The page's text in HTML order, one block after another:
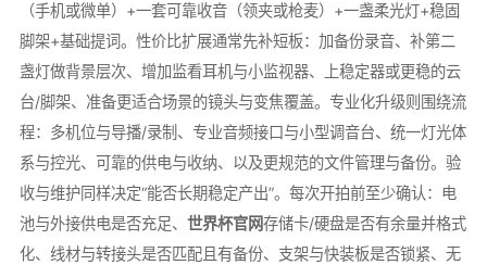
（手机或微单）+一套可靠收音（领夹或枪麦）+一盏柔光灯+稳固
脚架+基础提词。性价比扩展通常先补短板：加备份录音、补第二
盏灯做背景层次、增加监看耳机与小监视器、上稳定器或更稳的云
台/脚架、准备更适合场景的镜头与变焦覆盖。专业化升级则围绕流
程：多机位与导播/录制、专业音频接口与小型调音台、统一灯光体
系与控光、可靠的供电与收纳、以及更规范的文件管理与备份。验
收与维护同样决定“能否长期稳定产出”。每次开拍前至少确认：电
池与外接供电是否充足、 世界杯官网存储卡/硬盘是否有余量并格式
化、线材与转接头是否匹配且有备份、支架与快装板是否锁紧、无